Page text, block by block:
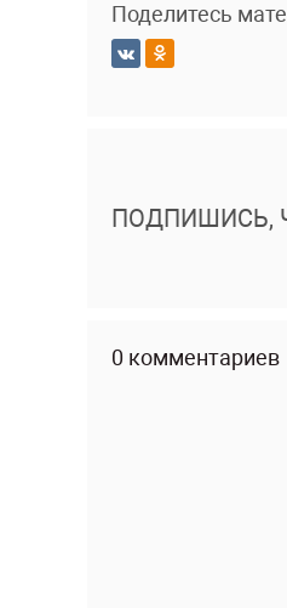
Поделитесь
ПОДПИШИСЬ,
0 комментариев